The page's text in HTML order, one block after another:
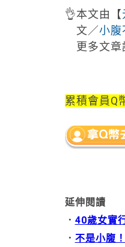
👌本文由【
文／小腹
更多文章
累積會員Q
延伸閱讀
． 40歲女實
． 不是小腹